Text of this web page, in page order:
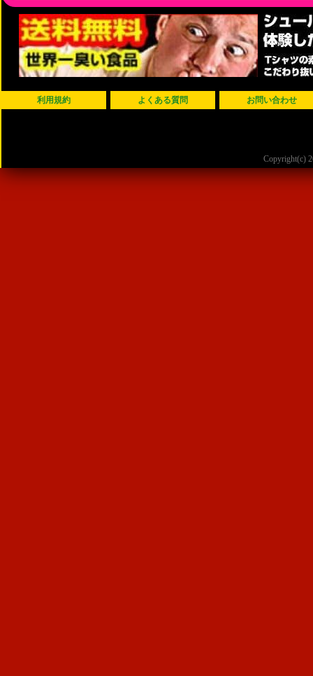
利用規約 よくある質問 お問い合わせ
Copyright(c)